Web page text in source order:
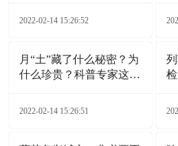
2022-02-14 15:26:52
月“土”藏了什么秘密？为
什么珍贵？科普专家这样
2022-02-14 15:26:51